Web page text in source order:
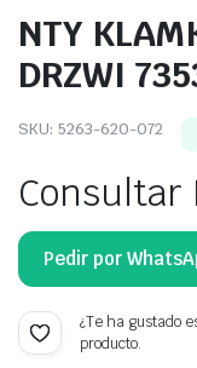
NTY
DRZWI
SKU: 5263-620-072
Consultar
Pedir por
¿Te ha gustado
producto.